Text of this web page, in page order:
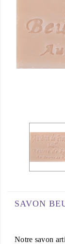
SAVON
Notre savon